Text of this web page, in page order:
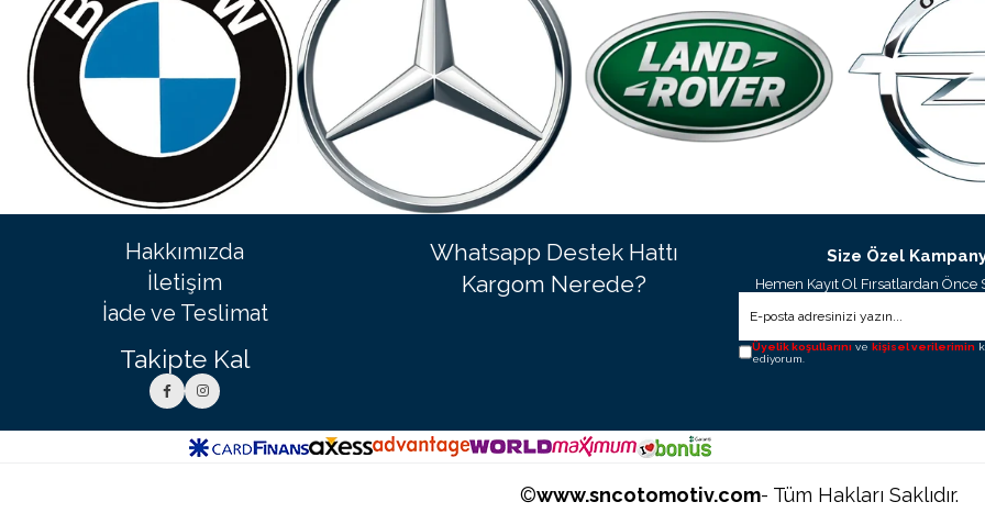
Hakkımızda
İletişim
İade ve Teslimat
Takipte Kal
Whatsapp Destek Hattı
Kargom Nerede?
Size Özel
Hemen Kayıt Ol Fırsatlardan Önce
Üyelik koşullarını vekişisel verilerimin
ediyorum.
©www.sncotomotiv.com- Tüm Hakları Saklıdır.